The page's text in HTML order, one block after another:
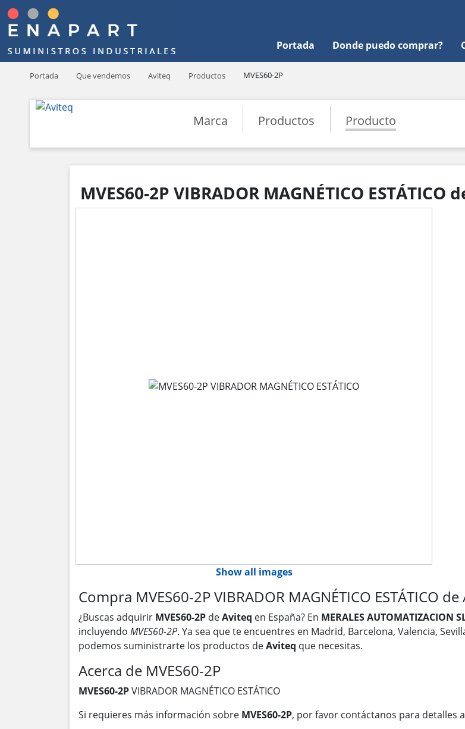
Portada Donde puedo comprar?
Portada Que vendemos Aviteq Productos MVES60-2P
Marca Productos Producto
MVES60-2P VIBRADOR MAGNÉTICO ESTÁTICO
Show all images
Compra MVES60-2P VIBRADOR MAGNÉTICO ESTÁTICO
¿Buscas adquirir MVES60-2P deAviteq en España? En MERALES AUTOMATIZACION
incluyendo MVES60-2P. Ya sea que te encuentres en Madrid, Barcelona, Valencia,
podemos suministrarte los productos deAviteq que necesitas.
Acerca de MVES60-2P
MVES60-2PVIBRADOR MAGNÉTICO ESTÁTICO
Si requieres más información sobre MVES60-2P, por favor contáctanos para detalles